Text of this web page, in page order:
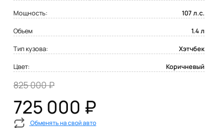
Мощность:
107 л.с.
Объем
1.4 л
Тип кузова:
Хэтчбек
Цвет:
Коричневый
825 000 ₽
725 000 ₽
Обменять на свой авто